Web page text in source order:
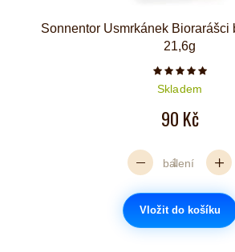
Sonnentor Usmrkánek Biorarášci
21,6g
Počet
Skladem
90 Kč
balení
Vložit do košíku